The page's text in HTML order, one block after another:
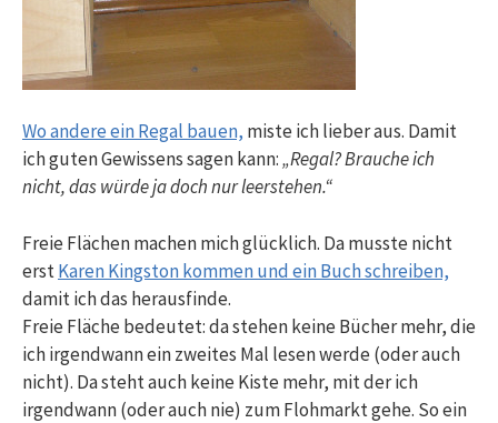
Wo andere ein Regal bauen, miste ich lieber aus. Damit
ich guten Gewissens sagen kann:„Regal? Brauche ich
nicht, das würde ja doch nur leerstehen.“
Freie Flächen machen mich glücklich. Da musste nicht
erstKaren Kingston kommen und ein Buch schreiben,
damit ich das herausfinde.
Freie Fläche bedeutet: da stehen keine Bücher mehr, die
ich irgendwann ein zweites Mal lesen werde (oder auch
nicht). Da steht auch keine Kiste mehr, mit der ich
irgendwann (oder auch nie) zum Flohmarkt gehe. So ein